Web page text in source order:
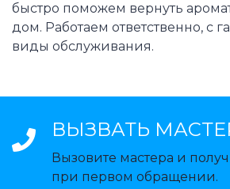
быстро поможем вернуть
дом. Работаем ответственно, с
виды обслуживания.
ВЫЗВАТЬ
Вызовите мастера и
при первом обращении.